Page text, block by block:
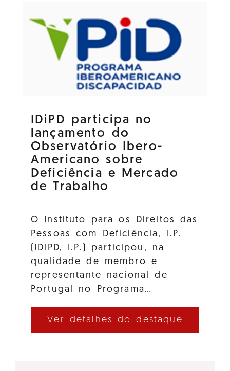
IDiPD participa no
lançamento do
Observatório Ibero-
Americano sobre
Deficiência e Mercado
de Trabalho
O Instituto para os Direitos das
Pessoas com Deficiência, I.P.
(IDiPD, I.P.) participou, na
qualidade de membro e
representante nacional de
Portugal no Programa…
Ver detalhes do destaque